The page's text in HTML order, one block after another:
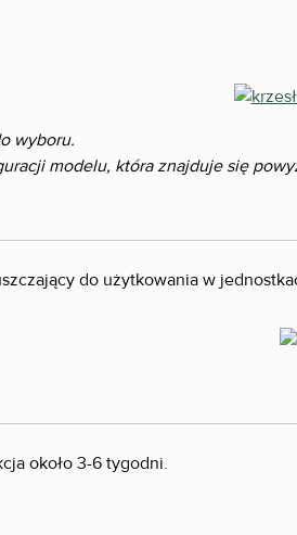
wyboru.
modelu, która znajduje się
do użytkowania w
około 3-6 tygodni.